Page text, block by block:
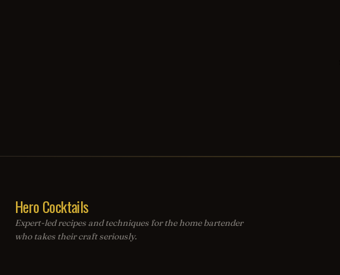
Hero Cocktails
Expert-led recipes and techniques for the home bartender
who takes their craft seriously.